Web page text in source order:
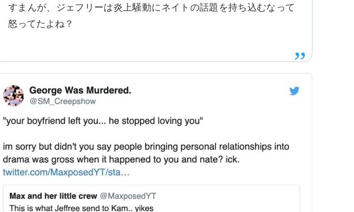
すまんが、ジェフリーは炎上騒動にネイトの話題を持ち込むなって
怒ってたよね？